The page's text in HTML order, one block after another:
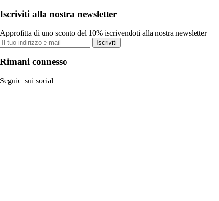
Iscriviti alla nostra newsletter
Approfitta di uno sconto del 10% iscrivendoti alla nostra newsletter
Iscriviti
Rimani connesso
Seguici sui social